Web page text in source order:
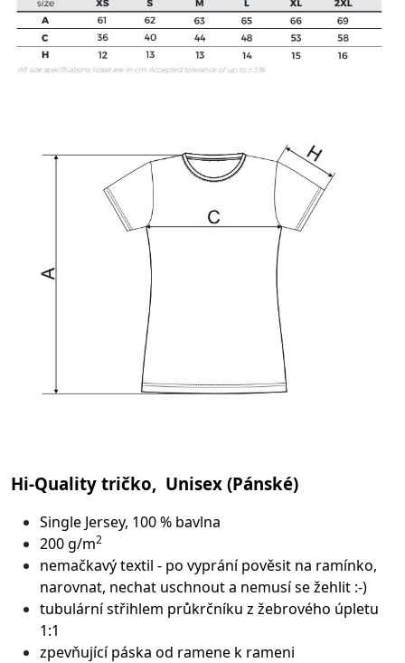
Hi-Quality tričko, Unisex (Pánské)
Single Jersey, 100 % bavlna
200 g/m2
nemačkavý textil - po vyprání pověsit na ramínko,
narovnat, nechat uschnout a nemusí se žehlit :-)
tubulární střihlem průkrčníku z žebrového úpletu
1:1
zpevňující páska od ramene k rameni